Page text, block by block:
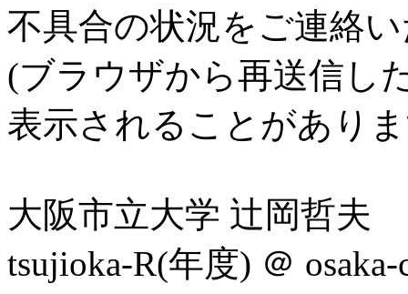
不具合の状況をご連絡
(ブラウザから再送信し
表示されることがあり
大阪市立大学 辻岡哲夫
tsujioka-R(年度) ＠ osaka-